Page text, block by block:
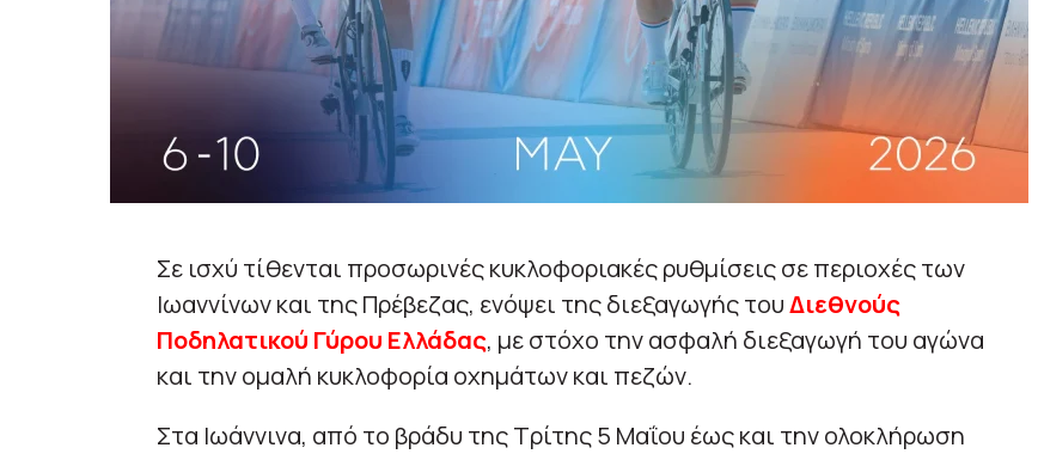
Σε ισχύ τίθενται προσωρινές κυκλοφοριακές ρυθμίσεις σε περιοχές των
Ιωαννίνων και της Πρέβεζας, ενόψει της διεξαγωγής τουΔιεθνούς
Ποδηλατικού Γύρου Ελλάδας, με στόχο την ασφαλή διεξαγωγή του αγώνα
και την ομαλή κυκλοφορία οχημάτων και πεζών.
Στα Ιωάννινα, από το βράδυ της Τρίτης 5 Μαΐου έως και την ολοκλήρωση